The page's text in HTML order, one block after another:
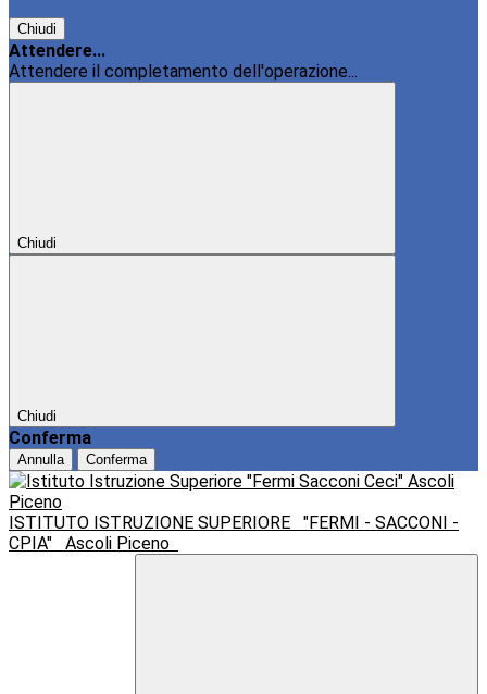
Chiudi
Attendere...
Attendere il completamento dell'operazione...
Chiudi
Chiudi
Conferma
Annulla Conferma
ISTITUTO ISTRUZIONE SUPERIORE
"FERMI - SACCONI -
CPIA"
Ascoli Piceno